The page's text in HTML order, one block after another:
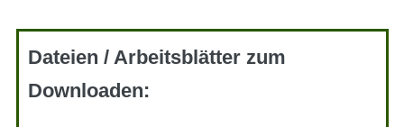
Dateien / Arbeitsblätter zum
Downloaden: